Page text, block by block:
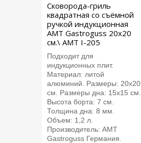
Сковорода-гриль
квадратная со съёмной
ручкой индукционная
AMT Gastroguss 20x20
см.\ AMT I-205
Подходит для
индукционных плит.
Материал: литой
алюминий. Размеры: 20х20
см. Размеры дна: 15х15 см.
Высота борта: 7 см.
Толщина дна: 8 мм.
Объем: 1,2 л.
Производитель: AMT
Gastroguss Германия.